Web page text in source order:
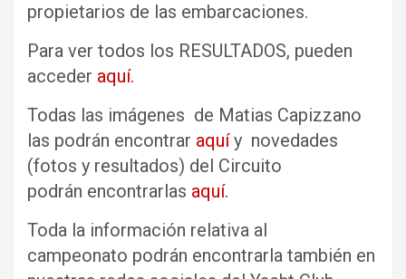
propietarios de las embarcaciones.
Para ver todos los RESULTADOS, pueden
acceder aquí.
Todas las imágenes de Matias Capizzano
las podrán encontrar aquíy novedades
(fotos y resultados) del Circuito
podrán encontrarlas aquí.
Toda la información relativa al
campeonato podrán encontrarla también en